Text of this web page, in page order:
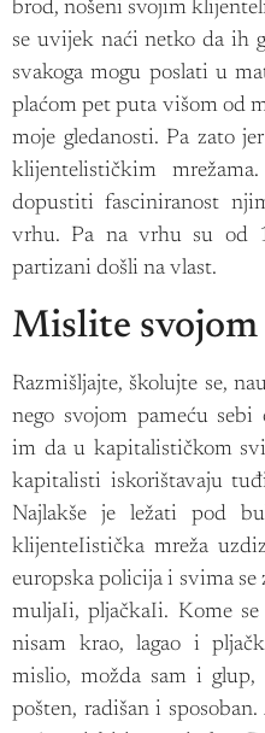
brod, nošeni svojim
se uvijek naći netko da ih
svakoga mogu poslati u
plaćom pet puta višom od
moje gledanosti. Pa zato
klijentelističkim
dopustiti fasciniranost
vrhu. Pa na vrhu su od
partizani došli na vlast.
Mislite svojom
Razmišljajte, školujte se,
nego svojom pameću sebi
im da u kapitalističkom
kapitalisti iskorištavaju
Najlakše je ležati pod
klijenteIistička mreža
europska policija i svima se
muljaIi, pljačkaIi. Kome se
nisam krao, lagao i
mislio, možda sam i
pošten, radišan i